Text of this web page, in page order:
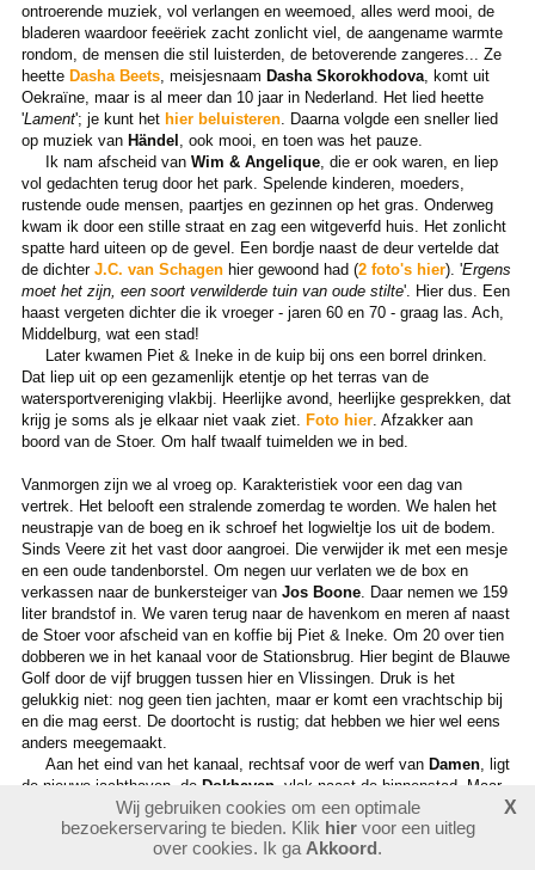
ontroerende muziek, vol verlangen en weemoed, alles werd mooi, de
bladeren waardoor feeëriek zacht zonlicht viel, de aangename warmte
rondom, de mensen die stil luisterden, de betoverende zangeres... Ze
heette Dasha Beets, meisjesnaam Dasha Skorokhodova, komt uit
Oekraïne, maar is al meer dan 10 jaar in Nederland. Het lied heette
'Lament'; je kunt het hier beluisteren. Daarna volgde een sneller lied
op muziek van Händel , ook mooi, en toen was het pauze.
Ik nam afscheid van Wim & Angelique, die er ook waren, en liep
vol gedachten terug door het park. Spelende kinderen, moeders,
rustende oude mensen, paartjes en gezinnen op het gras. Onderweg
kwam ik door een stille straat en zag een witgeverfd huis. Het zonlicht
spatte hard uiteen op de gevel. Een bordje naast de deur vertelde dat
de dichter J.C. van Schagenhier gewoond had (2 foto's hier). 'Ergens
moet het zijn, een soort verwilderde tuin van oude stilte'. Hier dus. Een
haast vergeten dichter die ik vroeger - jaren 60 en 70 - graag las. Ach,
Middelburg, wat een stad!
Later kwamen Piet & Ineke in de kuip bij ons een borrel drinken.
Dat liep uit op een gezamenlijk etentje op het terras van de
watersportvereniging vlakbij. Heerlijke avond, heerlijke gesprekken, dat
krijg je soms als je elkaar niet vaak ziet. Foto hier. Afzakker aan
boord van de Stoer. Om half twaalf tuimelden we in bed.
Vanmorgen zijn we al vroeg op. Karakteristiek voor een dag van
vertrek. Het belooft een stralende zomerdag te worden. We halen het
neustrapje van de boeg en ik schroef het logwieltje los uit de bodem.
Sinds Veere zit het vast door aangroei. Die verwijder ik met een mesje
en een oude tandenborstel. Om negen uur verlaten we de box en
verkassen naar de bunkersteiger van Jos Boone. Daar nemen we 159
liter brandstof in. We varen terug naar de havenkom en meren af naast
de Stoer voor afscheid van en koffie bij Piet & Ineke. Om 20 over tien
dobberen we in het kanaal voor de Stationsbrug. Hier begint de Blauwe
Golf door de vijf bruggen tussen hier en Vlissingen. Druk is het
gelukkig niet: nog geen tien jachten, maar er komt een vrachtschip bij
en die mag eerst. De doortocht is rustig; dat hebben we hier wel eens
anders meegemaakt.
Aan het eind van het kanaal, rechtsaf voor de werf van Damen, ligt
de nieuwe jachthaven, de Dokhaven , vlak naast de binnenstad. Maar
wij willen graag naar deMichiel de Ruyterhaven, direct aan de
Westerschelde en ook naast de binnenstad. Leuker, een getijdehaven.
Nog in het kanaal had Anna ze al gebeld, dus we weten dat er een
Wij gebruiken cookies om een optimale
bezoekerservaring te bieden. Klik hiervoor een uitleg
over cookies. Ik ga Akkoord.
X